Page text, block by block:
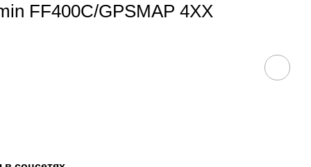
FF400C/GPSMAP 4XX